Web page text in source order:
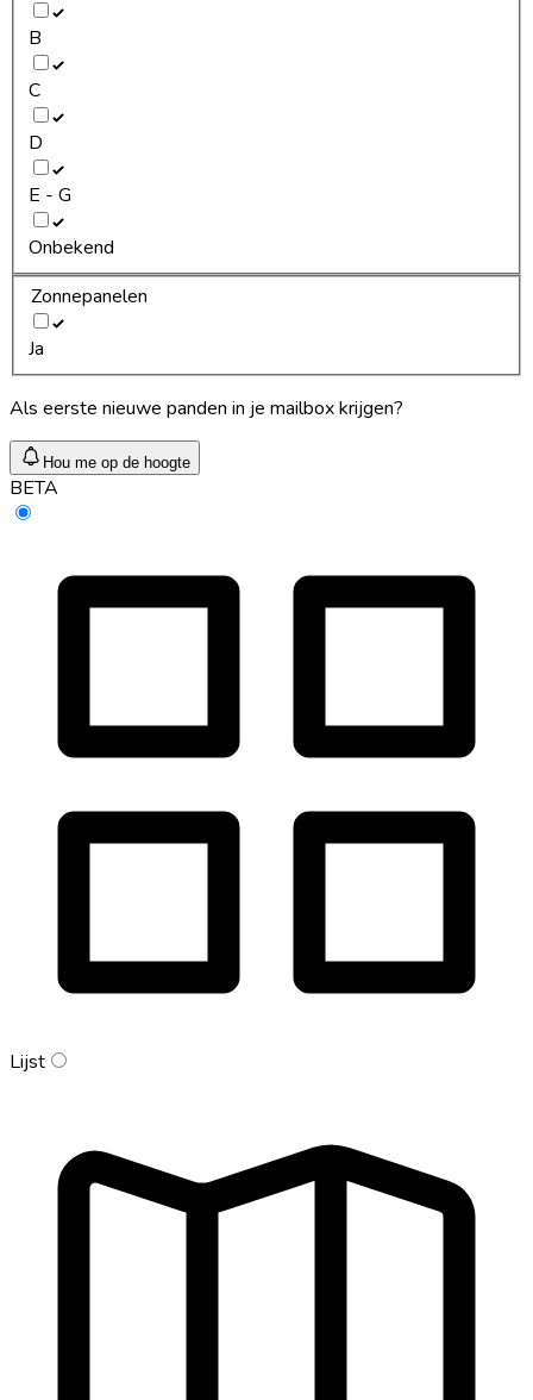
B
C
D
E - G
Onbekend
Zonnepanelen
Ja
Als eerste nieuwe panden in je mailbox krijgen?
Hou me op de hoogte
BETA
Lijst